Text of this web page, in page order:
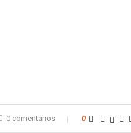
0 comentarios 0